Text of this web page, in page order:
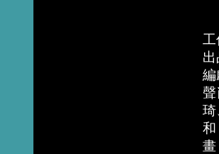
工
編
聲
琦
和
畫